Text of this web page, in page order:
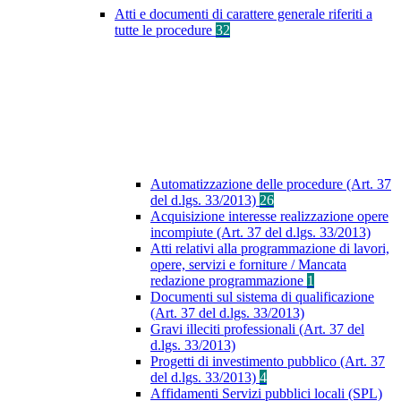
Atti e documenti di carattere generale riferiti a
tutte le procedure 32
Automatizzazione delle procedure (Art. 37
del d.lgs. 33/2013) 26
Acquisizione interesse realizzazione opere
incompiute (Art. 37 del d.lgs. 33/2013)
Atti relativi alla programmazione di lavori,
opere, servizi e forniture / Mancata
redazione programmazione 1
Documenti sul sistema di qualificazione
(Art. 37 del d.lgs. 33/2013)
Gravi illeciti professionali (Art. 37 del
d.lgs. 33/2013)
Progetti di investimento pubblico (Art. 37
del d.lgs. 33/2013) 4
Affidamenti Servizi pubblici locali (SPL)